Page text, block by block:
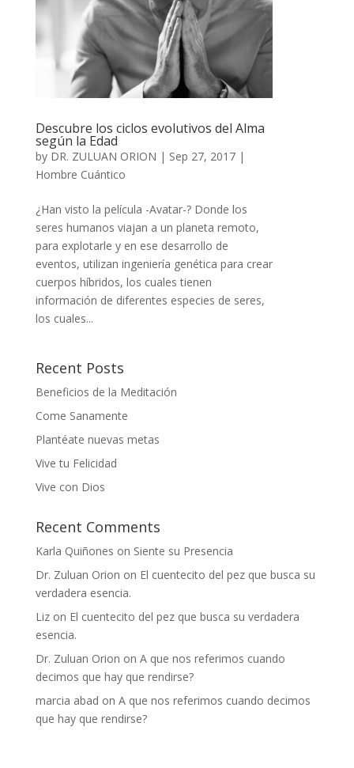
Descubre los ciclos evolutivos del Alma
según la Edad
by DR. ZULUAN ORION | Sep 27, 2017|
Hombre Cuántico
¿Han visto la película -Avatar-? Donde los
seres humanos viajan a un planeta remoto,
para explotarle y en ese desarrollo de
eventos, utilizan ingeniería genética para crear
cuerpos híbridos, los cuales tienen
información de diferentes especies de seres,
los cuales...
Recent Posts
Beneficios de la Meditación
Come Sanamente
Plantéate nuevas metas
Vive tu Felicidad
Vive con Dios
Recent Comments
Karla Quiñones on Siente su Presencia
Dr. Zuluan Orion on El cuentecito del pez que busca su
verdadera esencia.
Lizon El cuentecito del pez que busca su verdadera
esencia.
Dr. Zuluan Orion on A que nos referimos cuando
decimos que hay que rendirse?
marcia abad on A que nos referimos cuando decimos
que hay que rendirse?